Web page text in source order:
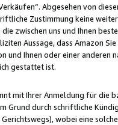
Abgesehen von
Zustimmung keine
zwischen uns und Ihnen
Aussage, dass Amazon
und Ihnen oder einer
gestattet ist.
mit Ihrer Anmeldung für die
Grund durch schriftliche
wobei eine